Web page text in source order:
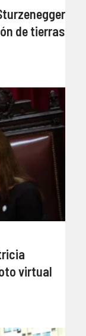
de tierras
virtual